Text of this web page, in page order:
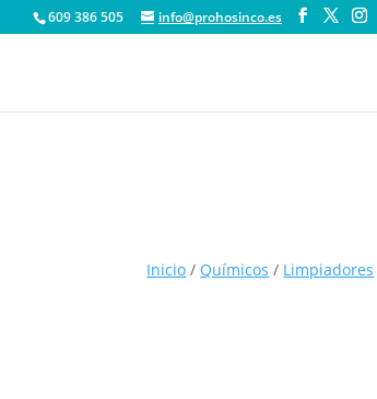
609 386 505 info@prohosinco.es
Inicio / Químicos / Limpiadores